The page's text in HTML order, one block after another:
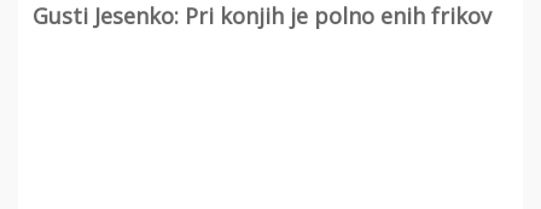
Gusti Jesenko: Pri konjih je polno enih frikov